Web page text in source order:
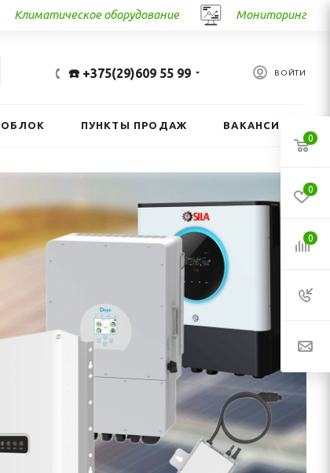
Климатическое оборудование Мониторинг
ВОЙТИ
☎️ +375(29)609 55 99
ПУНКТЫ ПРОДАЖ ВАКАНСИИ
0
0
0